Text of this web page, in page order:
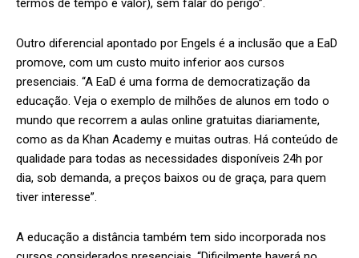
termos de tempo e valor), sem falar do perigo”.
Outro diferencial apontado por Engels é a inclusão que a EaD
promove, com um custo muito inferior aos cursos
presenciais. “A EaD é uma forma de democratização da
educação. Veja o exemplo de milhões de alunos em todo o
mundo que recorrem a aulas online gratuitas diariamente,
como as da Khan Academy e muitas outras. Há conteúdo de
qualidade para todas as necessidades disponíveis 24h por
dia, sob demanda, a preços baixos ou de graça, para quem
tiver interesse”.
A educação a distância também tem sido incorporada nos